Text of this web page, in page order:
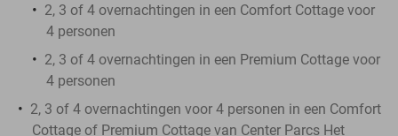
2, 3 of 4 overnachtingen in een Comfort Cottage voor
4 personen
2, 3 of 4 overnachtingen in een Premium Cottage voor
4 personen
2, 3 of 4 overnachtingen voor 4 personen in een Comfort
Cottage of Premium Cottage van Center Parcs Het